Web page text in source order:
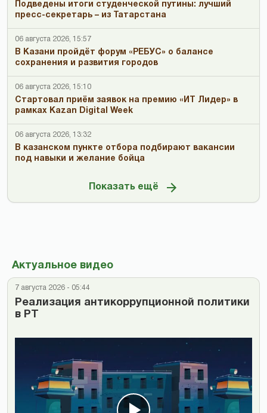
Подведены итоги студенческой путины: лучший
пресс-секретарь – из Татарстана
06 августа 2026, 15:57
В Казани пройдёт форум «РЕБУС» о балансе
сохранения и развития городов
06 августа 2026, 15:10
Стартовал приём заявок на премию «ИТ Лидер» в
рамках Kazan Digital Week
06 августа 2026, 13:32
В казанском пункте отбора подбирают вакансии
под навыки и желание бойца
Показать ещё
Актуальное видео
7 августа 2026 - 05:44
Реализация антикоррупционной политики
в РТ